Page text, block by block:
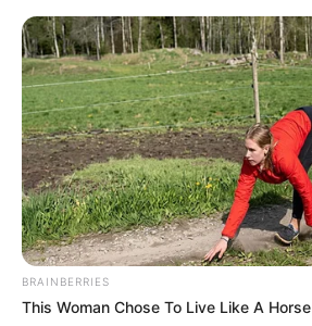
BRAINBERRIES
This Woman Chose To Live Like A Horse